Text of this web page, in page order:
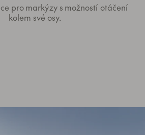
pro markýzy s možností otáčení
kolem své osy.